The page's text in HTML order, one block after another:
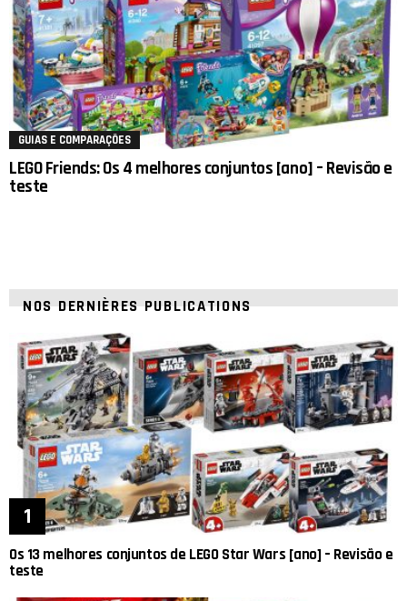
GUIAS E COMPARAÇÕES
LEGO Friends: Os 4 melhores conjuntos [ano] – Revisão e
teste
NOS DERNIÈRES PUBLICATIONS
Os 13 melhores conjuntos de LEGO Star Wars [ano] – Revisão e
teste